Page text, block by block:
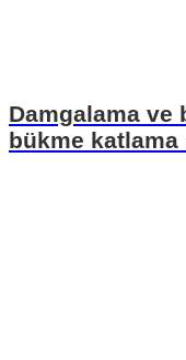
Damgalama ve
bükme katlama